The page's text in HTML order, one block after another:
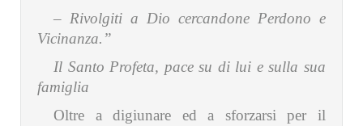
– Rivolgiti a Dio cercandone Perdono e
Vicinanza.”
Il Santo Profeta, pace su di lui e sulla sua
famiglia
Oltre a digiunare ed a sforzarsi per il